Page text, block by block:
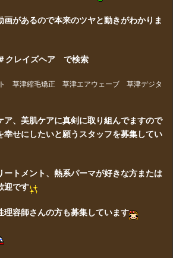
があるので本来のツヤと動きがわかりま
クレイズヘア で検索
ト 草津縮毛矯正 草津エアウェーブ 草津デジタ
ア、美肌ケアに真剣に取り組んでますので
幸せにしたいと願うスタッフを募集してい
ートメント、熱系パーマが好きな方または
迎です
理容師さんの方も募集しています